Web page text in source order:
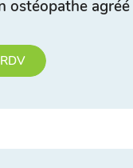
ostéopathe